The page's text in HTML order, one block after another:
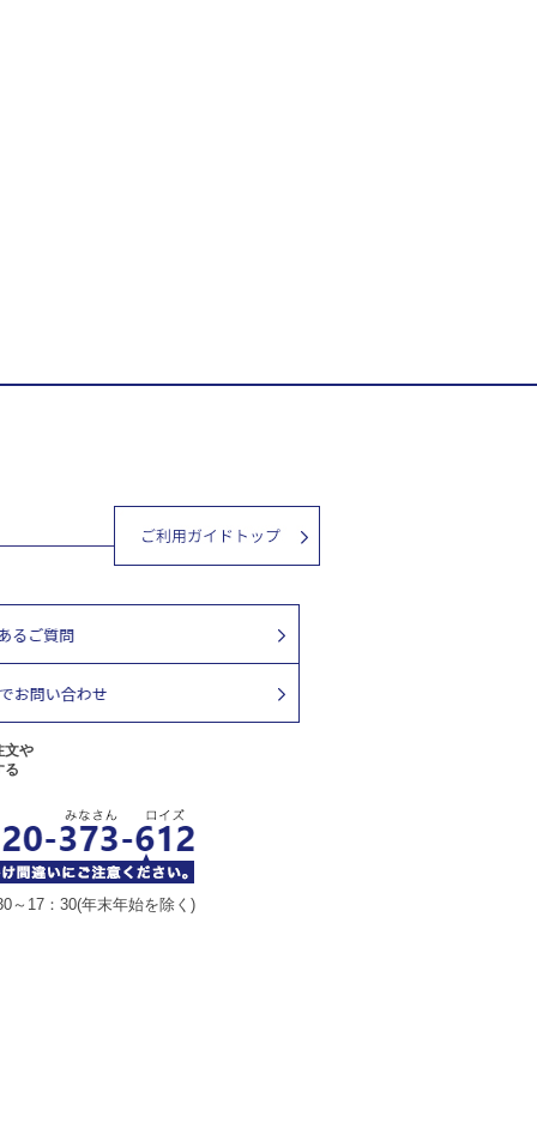
文や
る
～17：30(年末年始を除く)